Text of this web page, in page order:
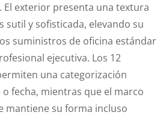
exterior presenta una textura
sutil y sofisticada, elevando su
suministros de oficina estándar
ejecutiva. Los 12
una categorización
fecha, mientras que el marco
mantiene su forma incluso